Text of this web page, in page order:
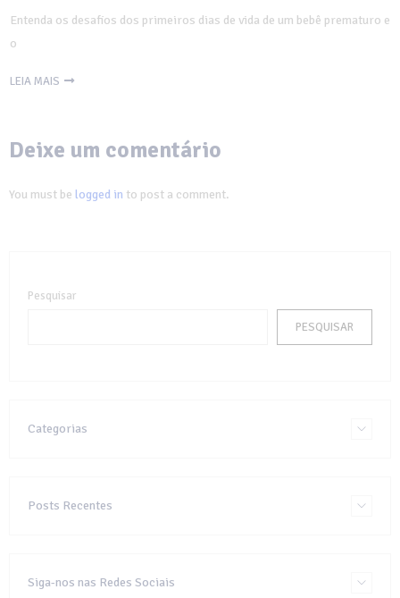
Entenda os desafios dos primeiros dias de vida de um bebê prematuro e
o
LEIA MAIS
Deixe um comentário
You must be logged in to post a comment.
Pesquisar
PESQUISAR
Categorias
Posts Recentes
Siga-nos nas Redes Sociais